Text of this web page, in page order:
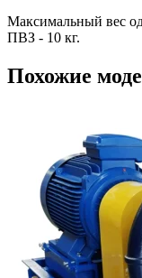
Максимальный вес
ПВЗ - 10 кг.
Похожие